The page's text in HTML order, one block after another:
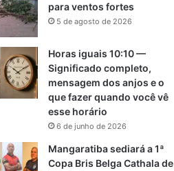
para ventos fortes
5 de agosto de 2026
Horas iguais 10:10 —
Significado completo,
mensagem dos anjos e o
que fazer quando você vê
esse horário
6 de junho de 2026
Mangaratiba sediará a 1ª
Copa Bris Belga Cathala de